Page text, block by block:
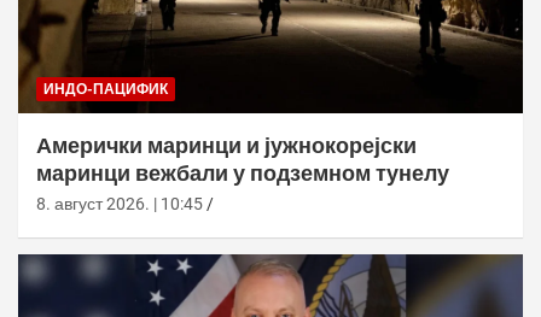
ИНДО-ПАЦИФИК
Амерички маринци и јужнокорејски
маринци вежбали у подземном тунелу
8. август 2026. | 10:45